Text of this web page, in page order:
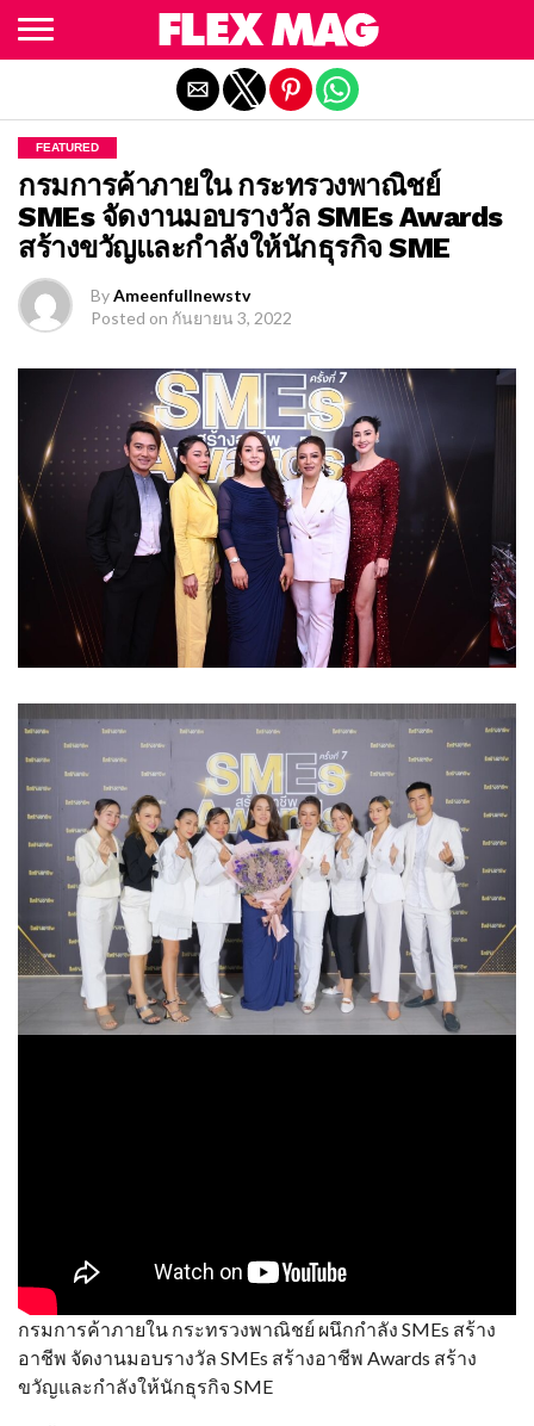
FEATURED
กรมการค้าภายใน กระทรวงพาณิชย์
SMEs จัดงานมอบรางวัล SMEs Awards
สร้างขวัญและกำลังให้นักธุรกิจ SME
ByAmeenfullnewstv
Posted on กันยายน 3, 2022
กรมการค้าภายใน กระทรวงพาณิชย์ ผนึกกำลัง SMEs สร้าง
อาชีพ จัดงานมอบรางวัล SMEs สร้างอาชีพ Awards สร้าง
ขวัญและกำลังให้นักธุรกิจ SME
Exit mobile version